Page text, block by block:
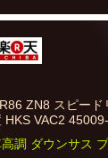
ZN8 スピード
HKS VAC2
調 ダウンサス